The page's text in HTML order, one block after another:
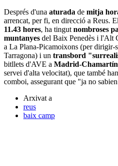
Després d'una aturada de mitja
arrencat, per fi, en direcció a Reus.
11.43 hores, ha tingut nombroses
muntanyes del Baix Penedès i l'Alt
a La Plana-Picamoixons (per dirigir-
Tarragona) i un transbord
bitllets d'AVE a Madrid-Chamartín
servei d'alta velocitat), que també
comboi, assegurant que "ja no
Arxivat a
reus
baix camp